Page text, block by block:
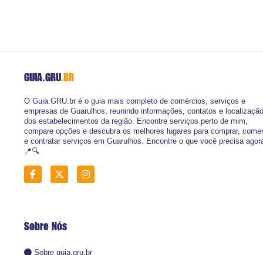
GUIA.GRU.BR
O Guia.GRU.br é o guia mais completo de comércios, serviços e
empresas de Guarulhos, reunindo informações, contatos e localização
dos estabelecimentos da região. Encontre serviços perto de mim,
compare opções e descubra os melhores lugares para comprar, comer
e contratar serviços em Guarulhos. Encontre o que você precisa
📍🔍
Sobre Nós
Sobre guia.gru.br